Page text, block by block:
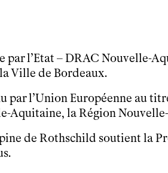
par l’Etat – DRAC Nouvelle-
Ville de Bordeaux.
par l’Union Européenne au
Aquitaine, la Région
de Rothschild soutient la